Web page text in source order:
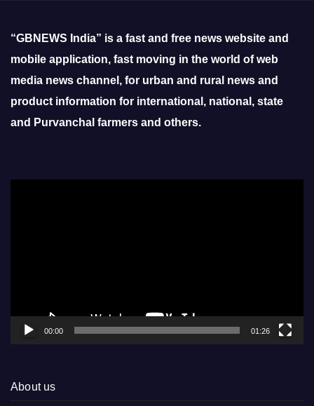
“GBNEWS India” is a fast and free news website and
mobile application, fast moving in the world of web
media news channel, for urban and rural news and
product information for international, national, state
and Purvanchal farmers and others.
00:00 01:26
About us